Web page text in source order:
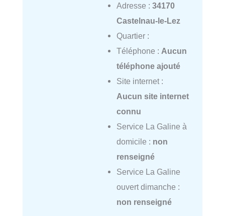
Adresse : 34170
Castelnau-le-Lez
Quartier :
Téléphone : Aucun
téléphone ajouté
Site internet :
Aucun site internet
connu
Service La Galine à
domicile : non
renseigné
Service La Galine
ouvert dimanche :
non renseigné